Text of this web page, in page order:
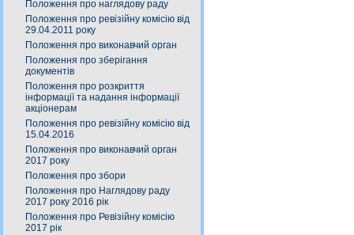
Положення про наглядову раду
Положення про ревізійну комісію від
29.04.2011 року
Положення про виконавчий орган
Положення про зберігання
документів
Положення про розкриття
інформації та надання інформації
акціонерам
Положення про ревізійну комісію від
15.04.2016
Положення про виконавчий орган
2017 року
Положення про збори
Положення про Наглядову раду
2017 року 2016 рік
Положення про Ревізійну комісію
2017 рік